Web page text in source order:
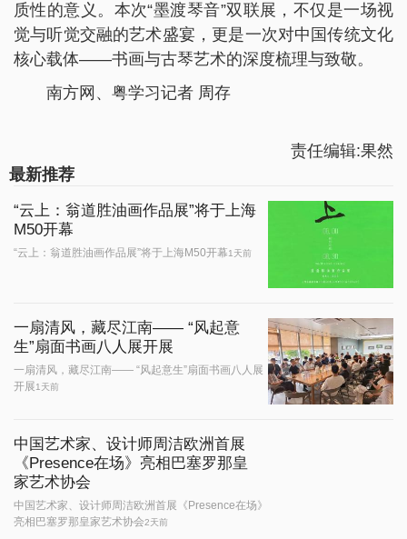
质性的意义。本次“墨渡琴音”双联展，不仅是一场视
觉与听觉交融的艺术盛宴，更是一次对中国传统文化
核心载体——书画与古琴艺术的深度梳理与致敬。
南方网、粤学习记者 周存
责任编辑:果然
最新推荐
“云上：翁道胜油画作品展”将于上海
M50开幕
“云上：翁道胜油画作品展”将于上海M50开幕1天前
一扇清风，藏尽江南—— “风起意
生”扇面书画八人展开展
一扇清风，藏尽江南—— “风起意生”扇面书画八人展
开展1天前
中国艺术家、设计师周洁欧洲首展
《Presence在场》亮相巴塞罗那皇
家艺术协会
中国艺术家、设计师周洁欧洲首展《Presence在场》
亮相巴塞罗那皇家艺术协会2天前